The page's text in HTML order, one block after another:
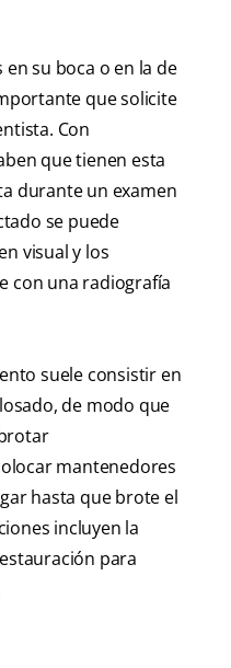
su boca o en la de
que solicite
Con
que tienen esta
durante un examen
se puede
visual y los
con una radiografía
suele consistir en
de modo que
mantenedores
hasta que brote el
incluyen la
para